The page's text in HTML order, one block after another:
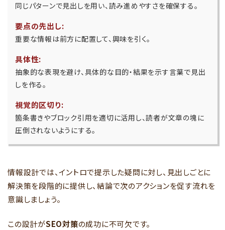
同じパターンで見出しを用い、読み進めやすさを確保する。
要点の先出し:
重要な情報は前方に配置して、興味を引く。
具体性:
抽象的な表現を避け、具体的な目的・結果を示す言葉で見出
しを作る。
視覚的区切り:
箇条書きやブロック引用を適切に活用し、読者が文章の塊に
圧倒されないようにする。
情報設計では、イントロで提示した疑問に対し、見出しごとに
解決策を段階的に提供し、結論で次のアクションを促す流れを
意識しましょう。
この設計がSEO対策の成功に不可欠です。